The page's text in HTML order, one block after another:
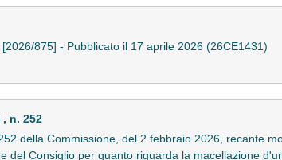
875] - Pubblicato il 17 aprile 2026 (26CE1431)
, n. 252
della Commissione, del 2 febbraio 2026, recante
del Consiglio per quanto riguarda la macellazione